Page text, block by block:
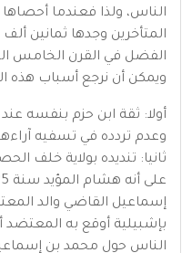
الناس، ولذا فعندما
المتأخرين وجدها ثمانين
الفضل في القرن الخامس
ويمكن أن نرجع أسباب هذه
أولا: ثقة ابن حزم بنفسه عند
وعدم تردده في تسفيه
ثانيا: تنديده بولاية خلف
إسماعيل القاضي والد
بإشبيلية أوقع به المعتضد
الناس حول محمد بن